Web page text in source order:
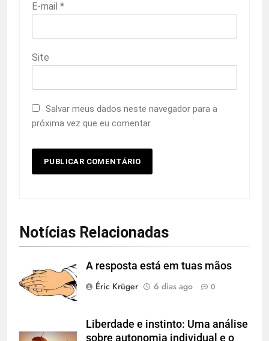
E-mail *
Site
Salvar meus dados neste navegador para a
próxima vez que eu comentar.
Notícias Relacionadas
A resposta está em tuas mãos
Éric Krüger
6 dias ago 0
Liberdade e instinto: Uma análise
sobre autonomia individual e o